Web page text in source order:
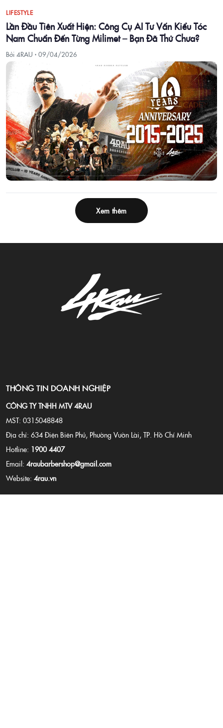
LIFESTYLE
Lần Đầu Tiên Xuất Hiện: Công Cụ AI Tư Vấn Kiểu Tóc
Nam Chuẩn Đến Từng Milimet – Bạn Đã Thử Chưa?
Bởi 4RAU · 09/04/2026
Xem thêm
THÔNG TIN DOANH NGHIỆP
CÔNG TY TNHH MTV 4RAU
MST: 0315048848
Địa chỉ: 634 Điện Biên Phủ, Phường Vườn Lài, TP. Hồ Chí Minh
Hotline: 1900 4407
Email: 4raubarbershop@gmail.com
Website: 4rau.vn